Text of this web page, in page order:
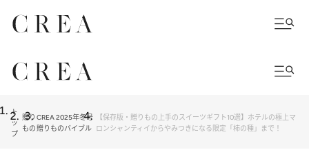
ト
ッ
プ
贈り
もの
CREA 2025年冬号
贈りものバイブル
【保存版・贈りもの上手のスイーツギフト10選】ホテルの極上マ
ロンシャンティイからやみつきになる限定「柿の種」まで！